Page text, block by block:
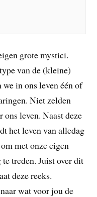
grote mystici.
van de (kleine)
in ons leven één of
Niet zelden
leven. Naast deze
het leven van alledag
met onze eigen
treden. Juist over dit
deze reeks.
wat voor jou de